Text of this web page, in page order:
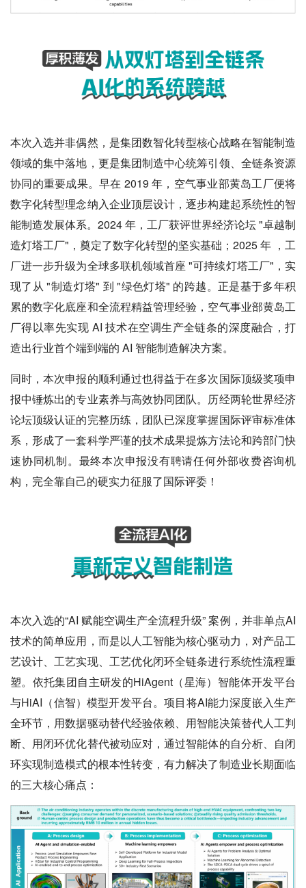
本次入选并非偶然，是集团数智化转型核心战略在智能制造
领域的集中落地，更是集团制造中心统筹引领、全链条资源
协同的重要成果。早在 2019 年，空气事业部黄岛工厂便将
数字化转型理念纳入企业顶层设计，逐步构建起系统性的智
能制造发展体系。2024 年，工厂获评世界经济论坛 "卓越制
造灯塔工厂"，奠定了数字化转型的坚实基础；2025 年 ，工
厂进一步升级为全球多联机领域首座 "可持续灯塔工厂"，实
现了从 "制造灯塔" 到 "绿色灯塔" 的跨越。正是基于多年积
累的数字化底座和全流程精益管理经验，空气事业部黄岛工
厂得以率先实现 AI 技术在空调生产全链条的深度融合，打
造出行业首个端到端的 AI 智能制造解决方案。
同时，本次申报的顺利通过也得益于在多次国际顶级奖项申
报中锤炼出的专业素养与高效协同团队。历经两轮世界经济
论坛顶级认证的完整历练，团队已深度掌握国际评审标准体
系，形成了一套科学严谨的技术成果提炼方法论和跨部门快
速协同机制。最终本次申报没有聘请任何外部收费咨询机
构，完全靠自己的硬实力征服了国际评委！
本次入选的“AI 赋能空调生产全流程升级” 案例，并非单点AI
技术的简单应用，而是以人工智能为核心驱动力，对产品工
艺设计、工艺实现、工艺优化闭环全链条进行系统性流程重
塑。依托集团自主研发的HiAgent（星海）智能体开发平台
与HiAI（信智）模型开发平台。项目将AI能力深度嵌入生产
全环节，用数据驱动替代经验依赖、用智能决策替代人工判
断、用闭环优化替代被动应对，通过智能体的自分析、自闭
环实现制造模式的根本性转变，有力解决了制造业长期面临
的三大核心痛点：